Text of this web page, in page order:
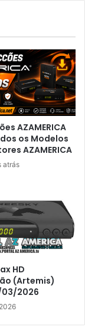
AZAMERICA
os Modelos
AZAMERICA
atrás
HD
(Artemis)
03/2026